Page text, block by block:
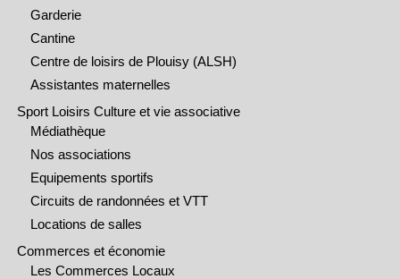
Garderie
Cantine
Centre de loisirs de Plouisy (ALSH)
Assistantes maternelles
Sport Loisirs Culture et vie associative
Médiathèque
Nos associations
Equipements sportifs
Circuits de randonnées et VTT
Locations de salles
Commerces et économie
Les Commerces Locaux